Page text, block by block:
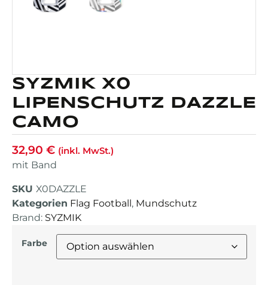
SYZMIK X0
LIPENSCHUTZ DAZZLE
CAMO
32,90 € (inkl. MwSt.)
mit Band
SKU X0DAZZLE
Kategorien Flag Football, Mundschutz
Brand: SYZMIK
Farbe